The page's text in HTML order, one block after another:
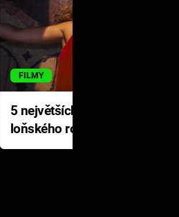
FILMY
5 největších propadáků
loňského roku: Disney na
jediné katastrofě prodělal 200